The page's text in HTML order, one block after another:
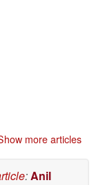
more articles
:Anil